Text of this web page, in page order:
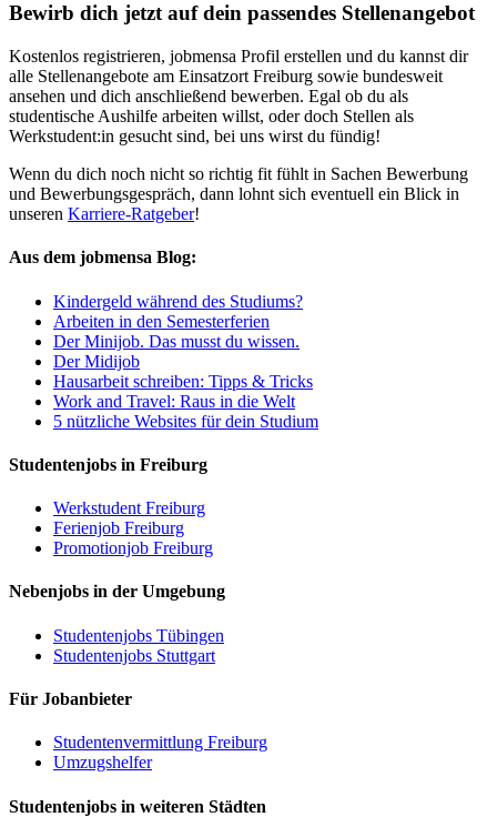
Bewirb dich jetzt auf dein passendes Stellenangebot
Kostenlos registrieren, jobmensa Profil erstellen und du kannst dir
alle Stellenangebote am Einsatzort Freiburg sowie bundesweit
ansehen und dich anschließend bewerben. Egal ob du als
studentische Aushilfe arbeiten willst, oder doch Stellen als
Werkstudent:in gesucht sind, bei uns wirst du fündig!
Wenn du dich noch nicht so richtig fit fühlt in Sachen Bewerbung
und Bewerbungsgespräch, dann lohnt sich eventuell ein Blick in
unseren Karriere-Ratgeber!
Aus dem jobmensa Blog:
Kindergeld während des Studiums?
Arbeiten in den Semesterferien
Der Minijob. Das musst du wissen.
Der Midijob
Hausarbeit schreiben: Tipps & Tricks
Work and Travel: Raus in die Welt
5 nützliche Websites für dein Studium
Studentenjobs in Freiburg
Werkstudent Freiburg
Ferienjob Freiburg
Promotionjob Freiburg
Nebenjobs in der Umgebung
Studentenjobs Tübingen
Studentenjobs Stuttgart
Für Jobanbieter
Studentenvermittlung Freiburg
Umzugshelfer
Studentenjobs in weiteren Städten